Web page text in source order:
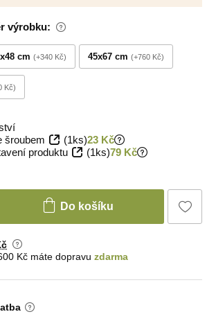
výrobku:
cm +340 Kč 45x67 cm +760 Kč
+1 190 Kč
šroubem
(1ks)23 Kč
produktu
(1ks)79 Kč
Do košíku
Kč máte dopravu zdarma